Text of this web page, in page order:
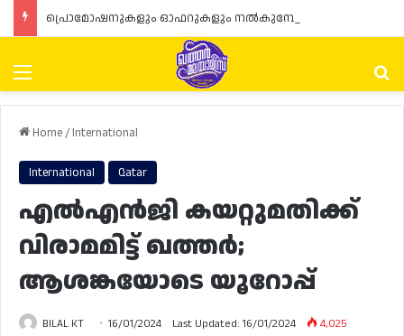
Menu
Home/ International
International Qatar
എൽഎൻജി കയറ്റുമതിക്ക്
വിരാമമിട്ട് ഖത്തർ;
ആശങ്കയോടെ യൂറോപ്പ്
BILAL KT 16/01/2024 Last Updated: 16/01/2024
4,025